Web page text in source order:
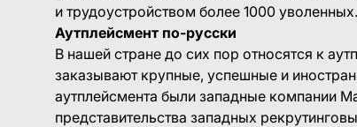
и трудоустройством более 1000 уволенных.
Аутплейсмент по-русски
В нашей стране до сих пор относятся к
заказывают крупные, успешные и
аутплейсмента были западные компании
представительства западных